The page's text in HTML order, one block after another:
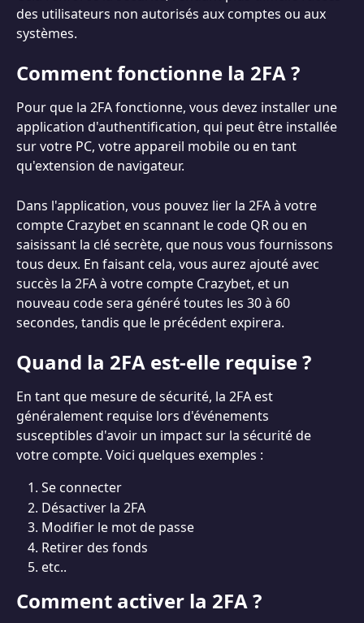
des utilisateurs non autorisés aux comptes ou aux
systèmes.
Comment fonctionne la 2FA ?
Pour que la 2FA fonctionne, vous devez installer une
application d'authentification, qui peut être installée
sur votre PC, votre appareil mobile ou en tant
qu'extension de navigateur.
Dans l'application, vous pouvez lier la 2FA à votre
compte Crazybet en scannant le code QR ou en
saisissant la clé secrète, que nous vous fournissons
tous deux. En faisant cela, vous aurez ajouté avec
succès la 2FA à votre compte Crazybet, et un
nouveau code sera généré toutes les 30 à 60
secondes, tandis que le précédent expirera.
Quand la 2FA est-elle requise ?
En tant que mesure de sécurité, la 2FA est
généralement requise lors d'événements
susceptibles d'avoir un impact sur la sécurité de
votre compte. Voici quelques exemples :
Se connecter
Désactiver la 2FA
Modifier le mot de passe
Retirer des fonds
etc..
Comment activer la 2FA ?